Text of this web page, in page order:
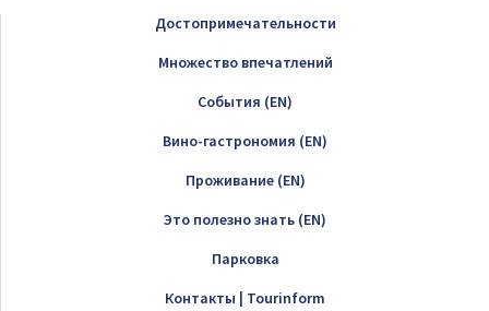
Достопримечательности
Множество впечатлений
Cобытия (EN)
Вино-гастрономия (EN)
Проживание (EN)
Это полезно знать (EN)
Парковка
Контакты | Tourinform